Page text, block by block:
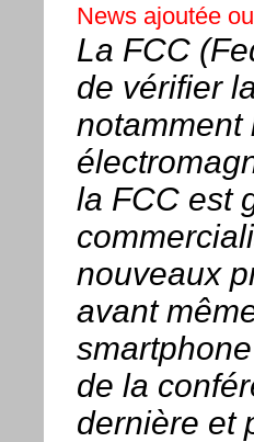
News ajoutée
La FCC
de vérifier
notamment
la FCC est
nouveaux
avant
de la
dernière et